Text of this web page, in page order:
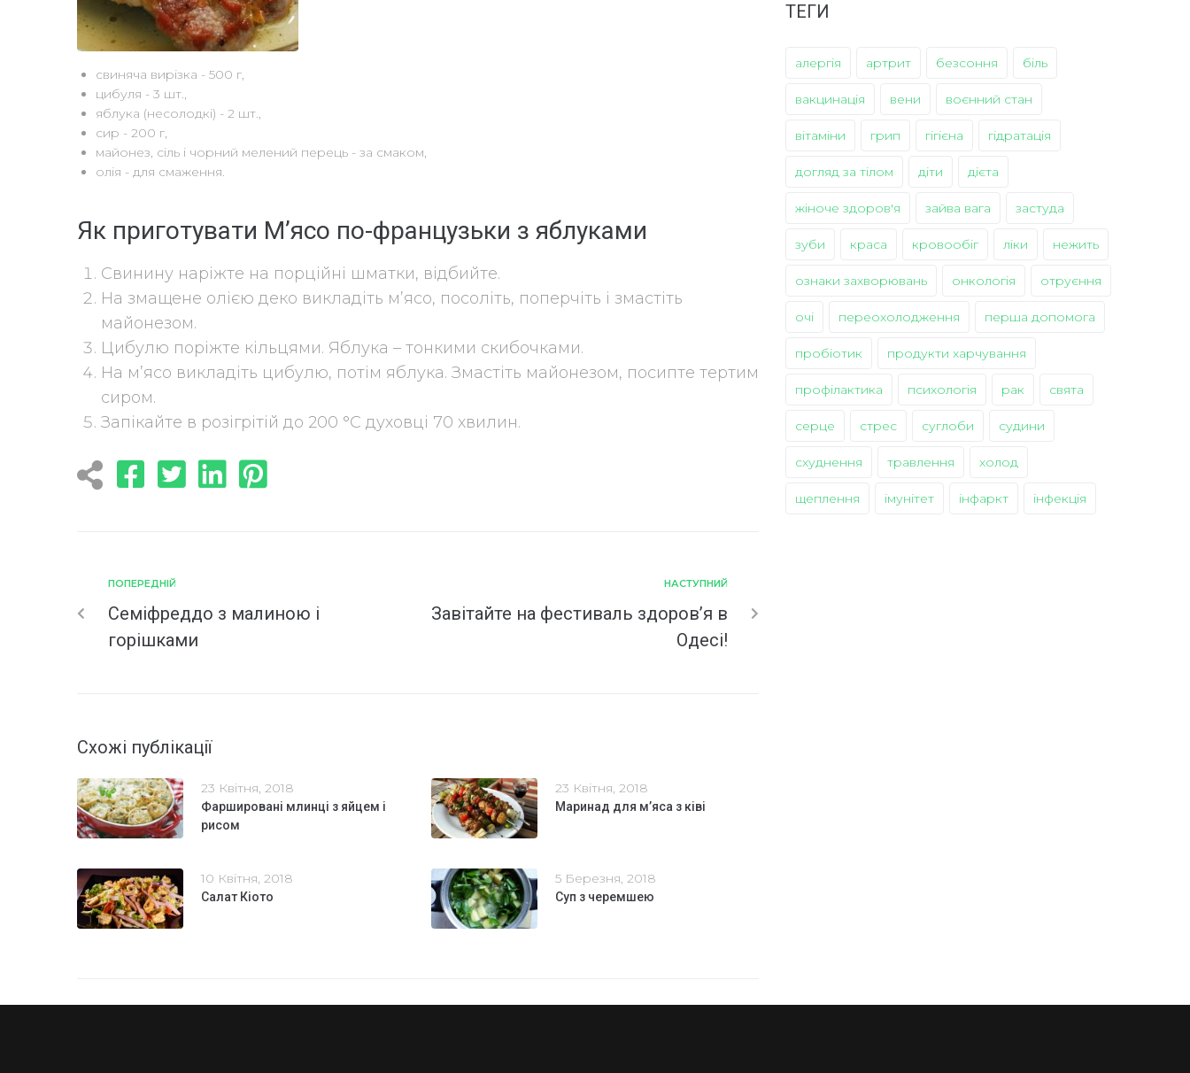
свиняча вирізка - 500 г,
цибуля - 3 шт.,
яблука (несолодкі) - 2 шт.,
сир - 200 г,
майонез, сіль і чорний мелений перець - за смаком,
олія - для смаження.
Як приготувати М’ясо по-французьки з яблуками
Свинину наріжте на порційні шматки, відбийте.
На змащене олією деко викладіть м’ясо, посоліть, поперчіть і змастіть
майонезом.
Цибулю поріжте кільцями. Яблука – тонкими скибочками.
На м’ясо викладіть цибулю, потім яблука. Змастіть майонезом, посипте тертим
сиром.
Запікайте в розігрітій до 200 °С духовці 70 хвилин.
ПОПЕРЕДНІЙ
Семіфреддо з малиною і
горішками
НАСТУПНИЙ
Завітайте на фестиваль здоров’я в
Одесі!
Схожі публікації
23 Квітня, 2018
Фаршировані млинці з яйцем і
рисом
23 Квітня, 2018
Маринад для м’яса з ківі
10 Квітня, 2018
Салат Кіото
5 Березня, 2018
Суп з черемшею
ТЕГИ
алергія артрит безсоння біль
вакцинація вени воєнний стан
вітаміни грип гігієна гідратація
догляд за тілом діти дієта
жіноче здоров'я зайва вага застуда
зуби краса кровообіг ліки нежить
ознаки захворювань онкологія отруєння
очі переохолодження перша допомога
пробіотик продукти харчування
профілактика психологія рак свята
серце стрес суглоби судини
схуднення травлення холод
щеплення імунітет інфаркт інфекція